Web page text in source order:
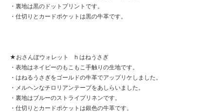
・裏地は黒のドットプリントです。
・仕切りとカードポケットは黒の牛革です。
★おさんぽウォレット h はねうさぎ
・表地はネイビーのもこもこ手触りの生地です。
・はねるうさぎをゴールドの牛革でアップリケしました。
・メルヘンなチロリアンテープをあしらいました。
・裏地はブルーのストライプリネンです。
・仕切りとカードポケットは銀色の牛革です。